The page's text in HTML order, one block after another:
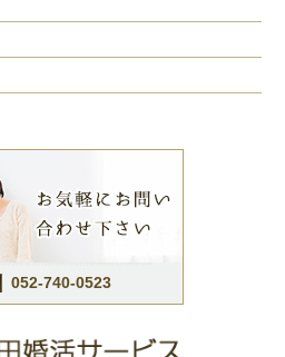
052-740-0523